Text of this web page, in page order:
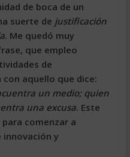
de boca de un
suerte de justificación
. Me quedó muy
que empleo
de
aquello que dice:
un medio; quien
una excusa. Este
comenzar a
y